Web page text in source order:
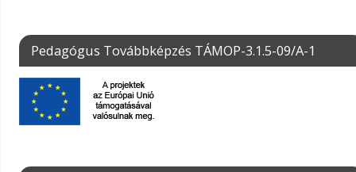
Pedagógus Továbbképzés TÁMOP-3.1.5-09/A-1